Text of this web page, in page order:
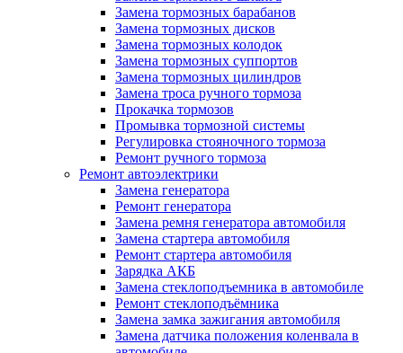
Замена тормозных барабанов
Замена тормозных дисков
Замена тормозных колодок
Замена тормозных суппортов
Замена тормозных цилиндров
Замена троса ручного тормоза
Прокачка тормозов
Промывка тормозной системы
Регулировка стояночного тормоза
Ремонт ручного тормоза
Ремонт автоэлектрики
Замена генератора
Ремонт генератора
Замена ремня генератора автомобиля
Замена стартера автомобиля
Ремонт стартера автомобиля
Зарядка АКБ
Замена стеклоподъемника в автомобиле
Ремонт стеклоподъёмника
Замена замка зажигания автомобиля
Замена датчика положения коленвала в